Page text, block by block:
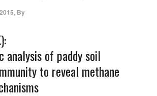
, By
analysis of paddy soil
to reveal methane